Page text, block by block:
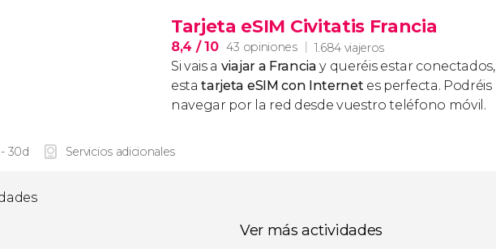
Tarjeta eSIM Civitatis Francia
8,4 / 10 43 opiniones 1.684 viajeros
Si vais a viajar a Franciay queréis estar conectados,
estatarjeta eSIM con Internet es perfecta. Podréis
navegar por la red desde vuestro teléfono móvil.
30d Servicios adicionales
Ver más actividades